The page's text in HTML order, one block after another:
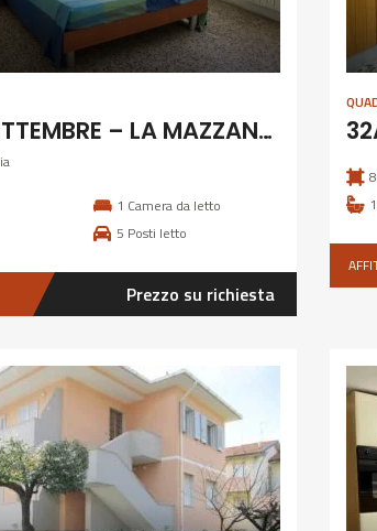
51A – SETTEMBRE – LA MAZZANTA, 5 POSTI FRONTE PINETA
1 Camera da letto
5 Posti letto
Prezzo su richiesta
1